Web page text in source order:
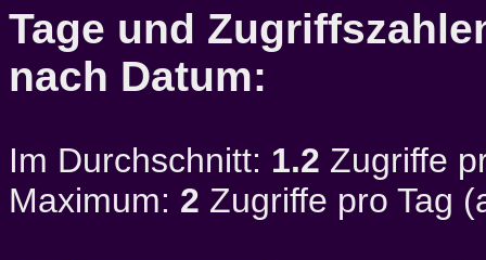
Tage und
nach Datum:
Im Durchschnitt: 1.2 Zugriffe
Maximum: 2 Zugriffe pro Tag